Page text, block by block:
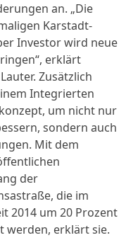
an. „Die
Karstadt-
Investor wird neue
erklärt
Zusätzlich
Integrierten
um nicht nur
sondern auch
Mit dem
der
die im
2014 um 20 Prozent
werden, erklärt sie.